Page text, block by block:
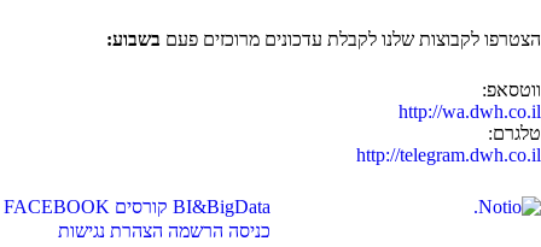
הצטרפו לקבוצות שלנו לקבלת עדכונים מרוכזים פעם בשבוע:
ווטסאפ:
http://wa.dwh.co.il
טלגרם:
http://telegram.dwh.co.il
BI&BigData קורסים FACEBOOK
כניסה הרשמה הצהרת נגישות